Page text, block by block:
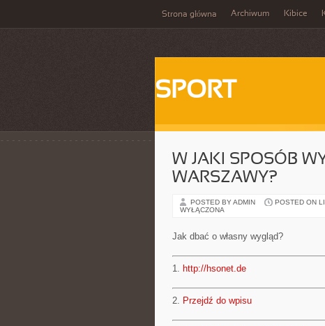
Strona główna Archiwum Kibice
SPORT
W JAKI SPOSÓB
WARSZAWY?
POSTED BY ADMIN POSTED ON
WYŁĄCZONA
Jak dbać o własny wygląd?
1. http://hsonet.de
2. Przejdź do wpisu